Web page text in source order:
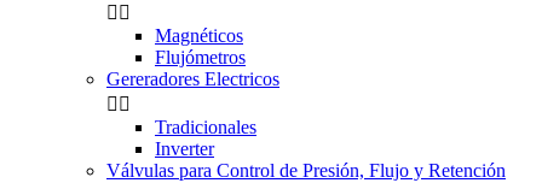
 
Magnéticos
Flujómetros
Gereradores Electricos
 
Tradicionales
Inverter
Válvulas para Control de Presión, Flujo y Retención